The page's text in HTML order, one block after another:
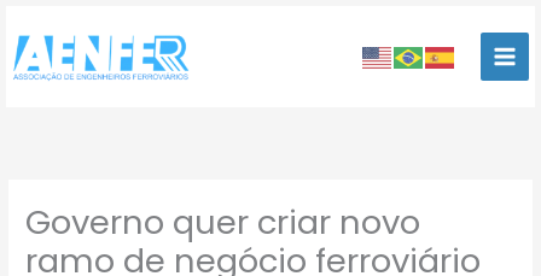
para
conteúdo
Governo quer criar novo
ramo de negócio ferroviário